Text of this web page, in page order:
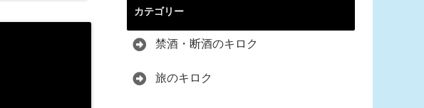
カテゴリー
禁酒・断酒のキロク
旅のキロク